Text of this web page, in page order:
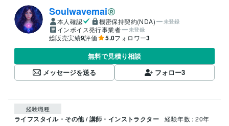
Soulwavemai
本人確認 機密保持契約(NDA) 未登録
インボイス発行事業者 未登録
総販売実績9評価 5.0フォロワー3
無料で見積り相談
メッセージを送る
フォロー3
経験職種
ライフスタイル・その他 / 講師・インストラクター 経験年数 : 20年